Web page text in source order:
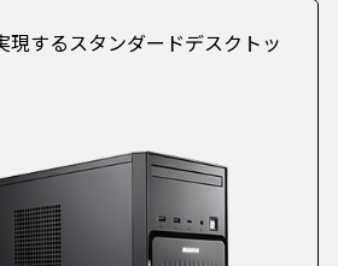
現するスタンダードデスクトッ